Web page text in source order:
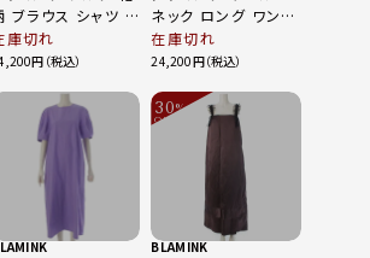
ラウス シャツ ト
プス 7921-2-
グリーン
庫切れ
ネック ロング ワンピ
ース 7926‐230‐
0281 ブラウン 38
在庫切れ
24,200
30%
OFF
BLAMINK